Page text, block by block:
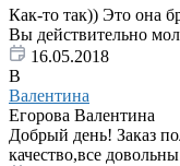
Как-то так)) Это она
Вы действительно
16.05.2018
В
Валентина
Егорова Валентина
Добрый день! Заказ
качество,все